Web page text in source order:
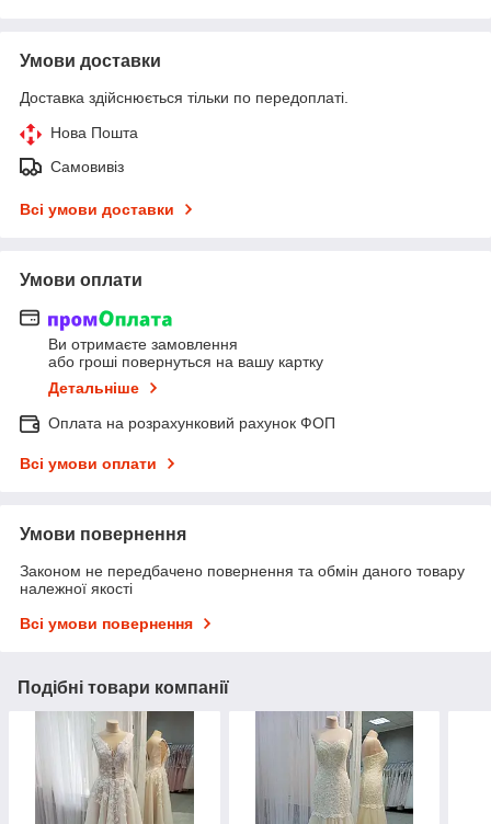
Умови доставки
Доставка здійснюється тільки по передоплаті.
Нова Пошта
Самовивіз
Всі умови доставки
Умови оплати
Ви отримаєте замовлення
або гроші повернуться на вашу картку
Детальніше
Оплата на розрахунковий рахунок ФОП
Всі умови оплати
Умови повернення
Законом не передбачено повернення та обмін даного товару
належної якості
Всі умови повернення
Подібні товари компанії